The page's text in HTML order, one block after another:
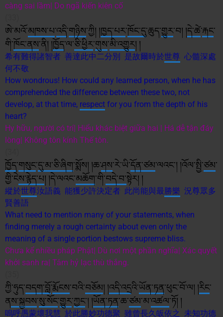
càng sai lầm| Do ngã kiến kiên cố
ཨེ་མའོ་མཁས་པ་འདི་གཉིས་ཀྱི། །ཁྱད་པར་ཁོང་དུ་ཆུད་གྱུར་བ། །དེ་ཚེ་རྐང་
གི་ཁོང་ནས་ནི། །ཁྱོད་ལ་ཅི་ཕྱིར་གུས་མི་འགྱུར། །
希有難得諸智者 善達此中二分別 是故爾時於世尊 心髓深處
何不敬
How wondrous! How could any learned person, when he has
comprehended the difference between these two, not
develop, at that time, respect for you from the depth of his
heart?
Hy hữu, người có trí| Hiểu khác biệt giữa hai | Há dễ tận đáy
lòng| Không tôn kính Thế tôn.
ཁྱོད་གསུང་དུ་མ་ཅི་ཞིག་སྨོས། །ཆ་ཤས་རེ་ཡི་དོན་ཙམ་ལའང༌། །འོལ་སྤྱི་ཙམ་
གྱི་ངེས་རྙེད་པ། །དེ་ལའང་མཆོག་གི་བདེ་བ་སྟེར། །
縱於世尊汝語義 能獲少許決定者 此尚能與最勝樂 況尊眾多
賢善語
What need to mention many of your statements, when
finding merely a rough certainty about even only the
meaning of a single portion bestows supreme bliss.
Chưa kể nhiều pháp Phật| Dù nơi một phần nghĩa| Xác quyết
khởi sanh ra| Tâm hỷ lạc thù thắng.
ཀྱི་ཧུད་བདག་བློ་རྨོངས་བའི་བཅོམ། །འདི་འདྲའི་ཡོན་ཏན་ཕུང་བོ་ལ། །རིང་
ནས་སྐྱབས་སུ་སོང་གྱུར་ཀྱང༌། །ཡོན་ཏན་ཆ་ཙམ་མ་འཚལ་ཏོ། །
嗚呼愚蒙壞我慧 於此勝妙功德聚 雖曾長久皈依之 未知功德